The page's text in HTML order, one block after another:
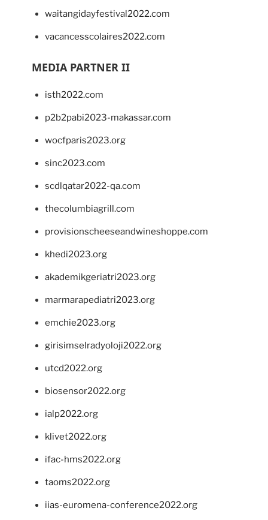
waitangidayfestival2022.com
vacancesscolaires2022.com
MEDIA PARTNER II
isth2022.com
p2b2pabi2023-makassar.com
wocfparis2023.org
sinc2023.com
scdlqatar2022-qa.com
thecolumbiagrill.com
provisionscheeseandwineshoppe.com
khedi2023.org
akademikgeriatri2023.org
marmarapediatri2023.org
emchie2023.org
girisimselradyoloji2022.org
utcd2022.org
biosensor2022.org
ialp2022.org
klivet2022.org
ifac-hms2022.org
taoms2022.org
iias-euromena-conference2022.org